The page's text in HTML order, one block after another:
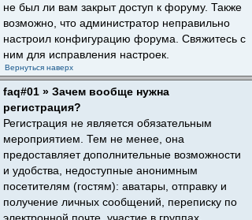
не был ли вам закрыт доступ к форуму. Также
возможно, что администратор неправильно
настроил конфигурацию форума. Свяжитесь с
ним для исправления настроек.
Вернуться наверх
faq#01 » Зачем вообще нужна
регистрация?
Регистрация не является обязательным
мероприятием. Тем не менее, она
предоставляет дополнительные возможности
и удобства, недоступные анонимным
посетителям (гостям): аватары, отправку и
получение личных сообщений, переписку по